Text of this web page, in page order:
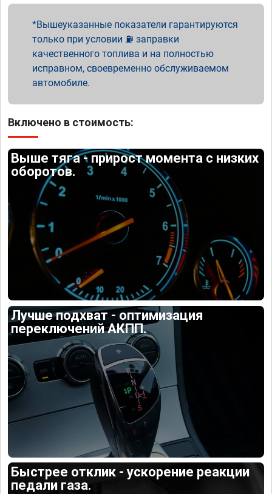
Вышеуказанные показатели гарантируются
только при условии ⛽ заправки
качественного топлива и на полностью
исправном, своевременно обслуживаемом
автомобиле.
Включено в стоимость:
Выше тяга - прирост момента с низких
оборотов.
Лучше подхват - оптимизация
переключений АКПП.
Быстрее отклик - ускорение реакции
педали газа.